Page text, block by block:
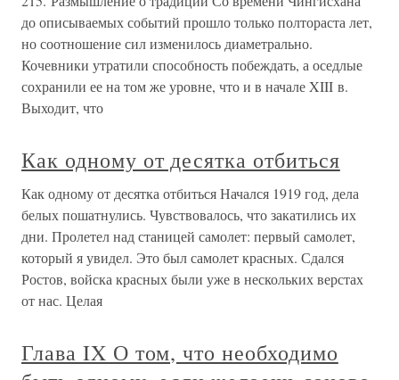
до описываемых событий прошло только полтораста лет,
но соотношение сил изменилось диаметрально.
Кочевники утратили способность побеждать, а оседлые
сохранили ее на том же уровне, что и в начале XIII в.
Выходит, что
Как одному от десятка отбиться
Как одному от десятка отбиться Начался 1919 год, дела
белых пошатнулись. Чувствовалось, что закатились их
дни. Пролетел над станицей самолет: первый самолет,
который я увидел. Это был самолет красных. Сдался
Ростов, войска красных были уже в нескольких верстах
от нас. Целая
Глава IX О том, что необходимо